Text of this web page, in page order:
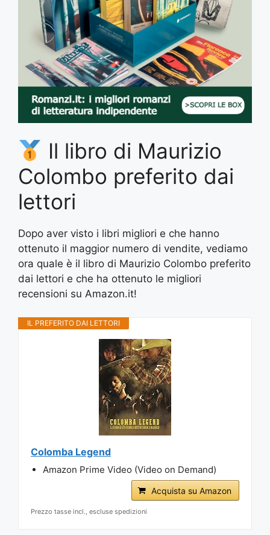
Il libro di Maurizio
Colombo preferito dai
lettori
Dopo aver visto i libri migliori e che hanno
ottenuto il maggior numero di vendite, vediamo
ora quale è il libro di Maurizio Colombo preferito
dai lettori e che ha ottenuto le migliori
recensioni su Amazon.it!
IL PREFERITO DAI LETTORI
Colomba Legend
Amazon Prime Video (Video on Demand)
Acquista su Amazon
Prezzo tasse incl., escluse spedizioni